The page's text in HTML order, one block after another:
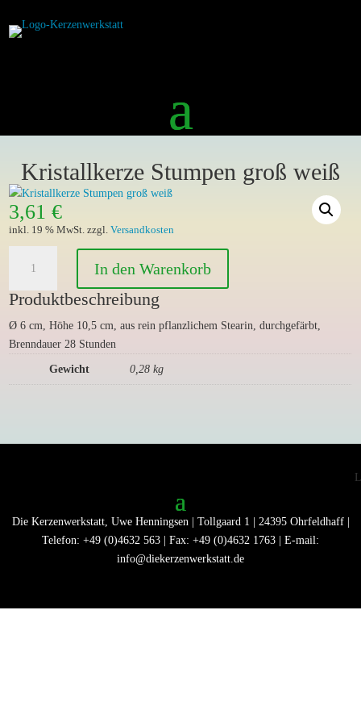
Kristallkerze Stumpen groß weiß
3,61€
inkl. 19 % MwSt. zzgl.Versandkosten
Stumpen
groß
Menge
In den Warenkorb
Produktbeschreibung
Ø 6 cm, Höhe 10,5 cm, aus rein pflanzlichem Stearin, durchgefärbt,
Brenndauer 28 Stunden
Gewicht 0,28 kg
Die Kerzenwerkstatt, Uwe Henningsen | Tollgaard 1 | 24395 Ohrfeldhaff |
Telefon: +49 (0)4632 563 | Fax: +49 (0)4632 1763 | E-mail:
info@diekerzenwerkstatt.de